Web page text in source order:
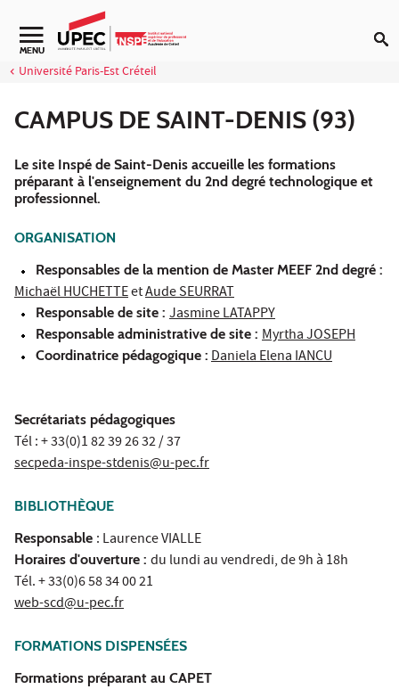
Aller au contenu
Navigation secondaire
MENU
Université Paris-Est Créteil
CAMPUS DE SAINT-DENIS (93)
Le site Inspé de Saint-Denis accueille les formations
préparant à l'enseignement du 2nd degré technologique et
professionnel.
ORGANISATION
Responsables de la mention de Master MEEF 2nd degré :
Michaël HUCHETTEetAude SEURRAT
Responsable de site : Jasmine LATAPPY
Responsable administrative de site : Myrtha JOSEPH
Coordinatrice pédagogique : Daniela Elena IANCU
Secrétariats pédagogiques
Tél : + 33(0)1 82 39 26 32 / 37
secpeda-inspe-stdenis@u-pec.fr
BIBLIOTHÈQUE
Responsable : Laurence VIALLE
Horaires d'ouverture : du lundi au vendredi, de 9h à 18h
Tél. + 33(0)6 58 34 00 21
web-scd@u-pec.fr
FORMATIONS DISPENSÉES
Formations préparant au CAPET